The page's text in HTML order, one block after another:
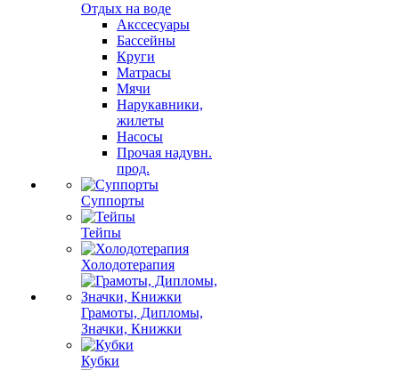
Отдых на воде
Акссесуары
Бассейны
Круги
Матрасы
Мячи
Нарукавники,
жилеты
Насосы
Прочая надувн.
прод.
Суппорты
Тейпы
Холодотерапия
Грамоты, Дипломы,
Значки, Книжки
Кубки